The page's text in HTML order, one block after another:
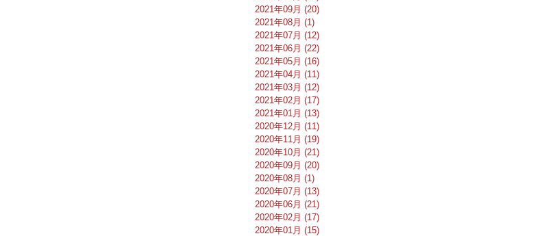
2021年09月 (20)
2021年08月 (1)
2021年07月 (12)
2021年06月 (22)
2021年05月 (16)
2021年04月 (11)
2021年03月 (12)
2021年02月 (17)
2021年01月 (13)
2020年12月 (11)
2020年11月 (19)
2020年10月 (21)
2020年09月 (20)
2020年08月 (1)
2020年07月 (13)
2020年06月 (21)
2020年02月 (17)
2020年01月 (15)